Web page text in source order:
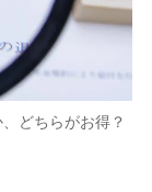
どちらがお得？